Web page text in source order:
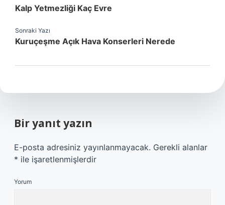
Kalp Yetmezliği Kaç Evre
Sonraki Yazı
Kuruçeşme Açık Hava Konserleri Nerede
Bir yanıt yazın
E-posta adresiniz yayınlanmayacak. Gerekli alanlar
* ile işaretlenmişlerdir
Yorum